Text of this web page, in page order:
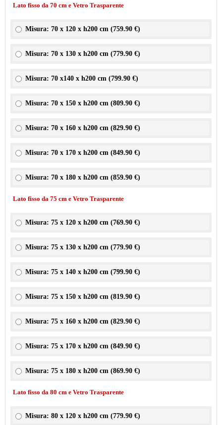
Lato fisso da 70 cm e Vetro Trasparente
Misura: 70 x 120 x h200 cm (759.90 €)
Misura: 70 x 130 x h200 cm (779.90 €)
Misura: 70 x140 x h200 cm (799.90 €)
Misura: 70 x 150 x h200 cm (809.90 €)
Misura: 70 x 160 x h200 cm (829.90 €)
Misura: 70 x 170 x h200 cm (849.90 €)
Misura: 70 x 180 x h200 cm (859.90 €)
Lato fisso da 75 cm e Vetro Trasparente
Misura: 75 x 120 x h200 cm (769.90 €)
Misura: 75 x 130 x h200 cm (779.90 €)
Misura: 75 x 140 x h200 cm (799.90 €)
Misura: 75 x 150 x h200 cm (819.90 €)
Misura: 75 x 160 x h200 cm (829.90 €)
Misura: 75 x 170 x h200 cm (849.90 €)
Misura: 75 x 180 x h200 cm (869.90 €)
Lato fisso da 80 cm e Vetro Trasparente
Misura: 80 x 120 x h200 cm (779.90 €)